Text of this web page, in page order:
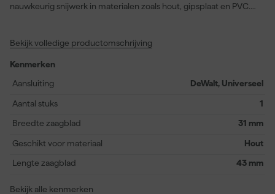
nauwkeurig snijwerk in materialen zoals hout, gipsplaat en PVC.
bereikbare plekken. Dankzij het universele ontwerp is het blad
blad snel en zonder extra gereedschap, waardoor je efficiënt
doorwerkt. Ideaal voor wie renovatieklussen uitvoert of
blad biedt goede controle en snijcapaciteit in verschillende
situaties.
Bekijk volledige productomschrijving
Kenmerken
Aansluiting
DeWalt, Universeel
Aantal stuks 1
Breedte zaagblad 31 mm
Geschikt voor materiaal Hout
Lengte zaagblad 43 mm
Bekijk alle kenmerken